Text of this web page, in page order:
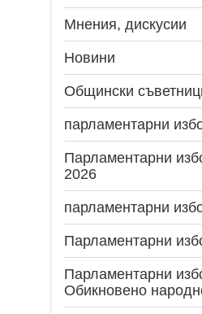
Мнения, дискусии
Новини
Общински
парламентарни
Парламентарни
2026
парламентарни
Парламентарни
Парламентарни
Обикновено